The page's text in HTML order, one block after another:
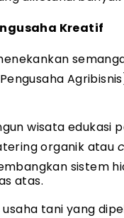
Kreatif
wisata edukasi
organik atau
sistem
atas.
tani yang